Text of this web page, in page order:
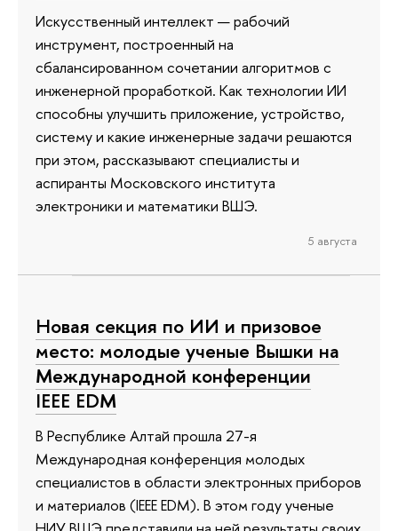
Искусственный интеллект — рабочий
инструмент, построенный на
сбалансированном сочетании алгоритмов с
инженерной проработкой. Как технологии ИИ
способны улучшить приложение, устройство,
систему и какие инженерные задачи решаются
при этом, рассказывают специалисты и
аспиранты Московского института
электроники и математики ВШЭ.
5 августа
Новая секция по ИИ и призовое
место: молодые ученые Вышки на
Международной конференции
IEEE EDM
В Республике Алтай прошла 27-я
Международная конференция молодых
специалистов в области электронных приборов
и материалов (IEEE EDM). В этом году ученые